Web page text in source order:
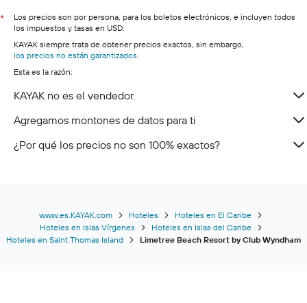
*
Los precios son por persona, para los boletos electrónicos, e incluyen todos
los impuestos y tasas en USD.
KAYAK siempre trata de obtener precios exactos, sin embargo,
los precios no están garantizados.
Esta es la razón:
KAYAK no es el vendedor.
Agregamos montones de datos para ti
¿Por qué los precios no son 100% exactos?
www.es.KAYAK.com Hoteles
Hoteles en El Caribe
Hoteles en Islas Vírgenes
Hoteles en Islas del Caribe
Hoteles en Saint Thomas Island
Limetree Beach Resort by Club Wyndham